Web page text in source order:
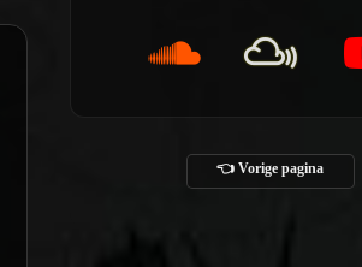
👈 Vorige pagina